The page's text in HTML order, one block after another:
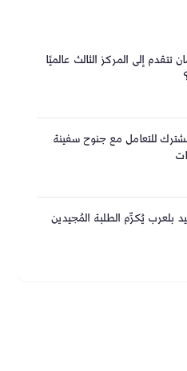
إلى المركز الثالث عالميًا
للتعامل مع جنوح سفينة
بلعرب يُكرِّم الطلبة المُجيدين